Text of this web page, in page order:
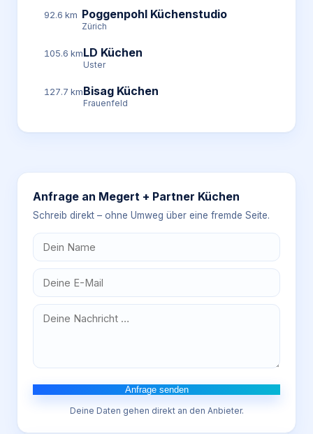
92.6 km Poggenpohl Küchenstudio
Zürich
105.6 kmLD Küchen
Uster
127.7 kmBisag Küchen
Frauenfeld
Anfrage an Megert + Partner Küchen
Schreib direkt – ohne Umweg über eine fremde Seite.
Anfrage senden
Deine Daten gehen direkt an den Anbieter.